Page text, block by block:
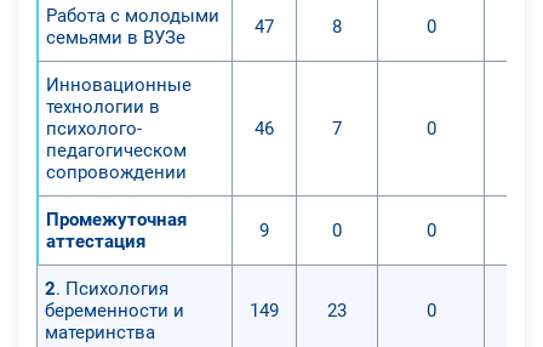
Работа с молодыми
семьями в ВУЗе
47 8 0
Инновационные
технологии в
психолого-
педагогическом
сопровождении
46 7 0
Промежуточная
аттестация
9 0 0
2. Психология
беременности и
материнства
149 23 0